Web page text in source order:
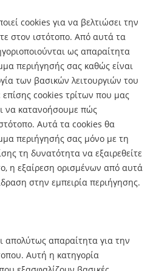
cookies για να βελτιώσει την
στον ιστότοπο. Από αυτά τα
ως απαραίτητα
περιήγησής σας καθώς είναι
των βασικών λειτουργιών του
cookies τρίτων που μας
να κατανοήσουμε πώς
Αυτά τα cookies θα
περιήγησής σας μόνο με τη
τη δυνατότητα να εξαιρεθείτε
η εξαίρεση ορισμένων από αυτά
στην εμπειρία περιήγησης.
απολύτως απαραίτητα για την
Αυτή η κατηγορία